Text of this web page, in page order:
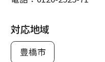
対応地域
豊橋市